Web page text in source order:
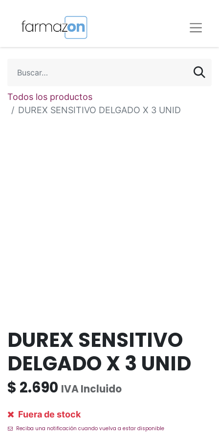
Todos los productos
DUREX SENSITIVO DELGADO X 3 UNID
DUREX SENSITIVO
DELGADO X 3 UNID
$ 2.690 IVA Incluido
Fuera de stock
Reciba una notificación cuando vuelva a estar disponible